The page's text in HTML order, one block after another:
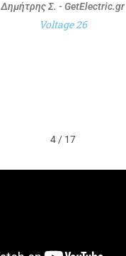
Δημήτρης Σ. - GetElectric.gr
Voltage 26
4 / 17